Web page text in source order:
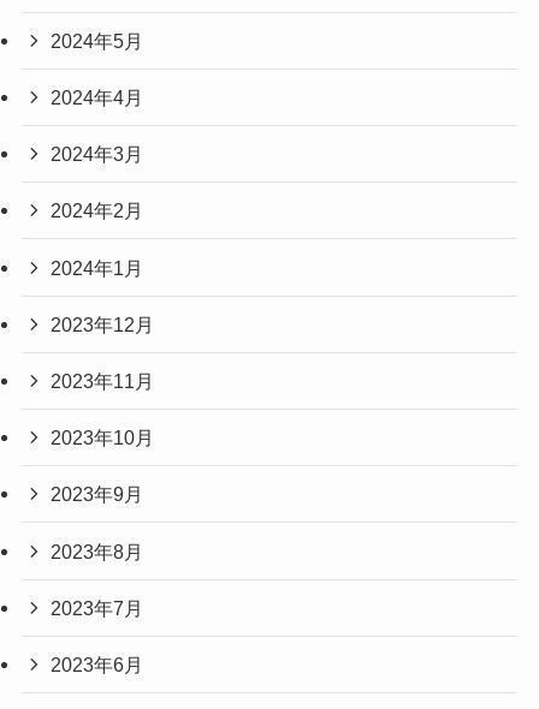
2024年5月
2024年4月
2024年3月
2024年2月
2024年1月
2023年12月
2023年11月
2023年10月
2023年9月
2023年8月
2023年7月
2023年6月